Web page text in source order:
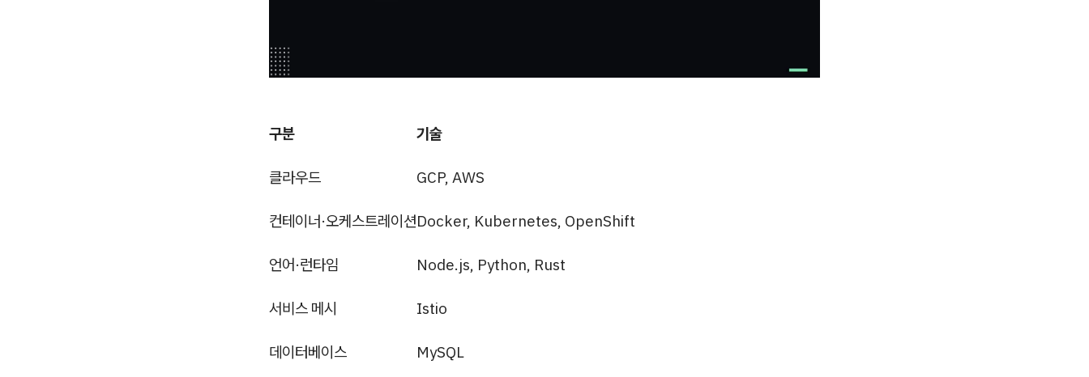
구분 기술
클라우드 GCP, AWS
컨테이너·오케스트레이션Docker, Kubernetes, OpenShift
언어·런타임 Node.js, Python, Rust
서비스 메시 Istio
데이터베이스 MySQL